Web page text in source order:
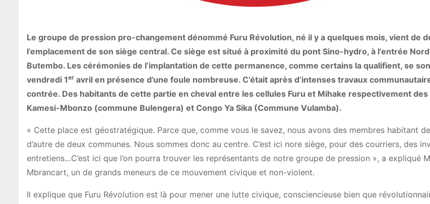
Le groupe de pression pro-changement dénommé Furu Révolution, né il y a quelques mois, vient de
l’emplacement de son siège central. Ce siège est situé à proximité du pont Sino-hydro, à l’entrée
Butembo. Les cérémonies de l’implantation de cette permanence, comme certains la qualifient, se
vendredi 1er avril en présence d’une foule nombreuse. C’était après d’intenses travaux
contrée. Des habitants de cette partie en cheval entre les cellules Furu et Mihake respectivement
Kamesi-Mbonzo (commune Bulengera) et Congo Ya Sika (Commune Vulamba).
« Cette place est géostratégique. Parce que, comme vous le savez, nous avons des membres habitant
d’autre de deux communes. Nous sommes donc au centre. C’est ici nore siège, pour des courriers, des
entretiens…C’est ici que l’on pourra trouver les représentants de notre groupe de pression », a expliqué
Mbrancart, un de grands meneurs de ce mouvement civique et non-violent.
Il explique que Furu Révolution est là pour mener une lutte civique, consciencieuse bien que